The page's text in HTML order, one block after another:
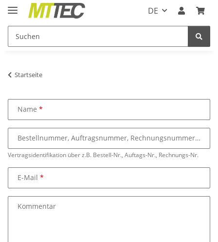
DE
Startseite
Name
Vertragsidentifikation über z.B. Bestell-Nr., Auftags-Nr., Rechnungs-Nr.
Bestellnummer, Auftragsnummer, Rechnungsnummer
E-Mail
Kommentar